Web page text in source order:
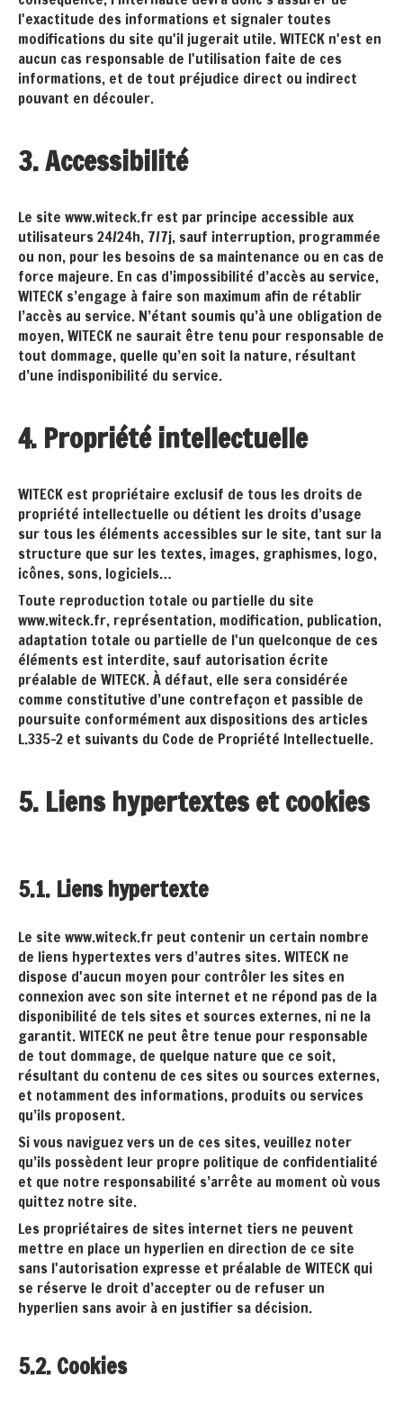
l'exactitude des informations et signaler toutes
modifications du site qu'il jugerait utile. WITECK n'est en
aucun cas responsable de l'utilisation faite de ces
informations, et de tout préjudice direct ou indirect
pouvant en découler.
3. Accessibilité
Le site www.witeck.fr est par principe accessible aux
utilisateurs 24/24h, 7/7j, sauf interruption, programmée
ou non, pour les besoins de sa maintenance ou en cas de
force majeure. En cas d’impossibilité d’accès au service,
WITECK s’engage à faire son maximum afin de rétablir
l’accès au service. N’étant soumis qu’à une obligation de
moyen, WITECK ne saurait être tenu pour responsable de
tout dommage, quelle qu’en soit la nature, résultant
d’une indisponibilité du service.
4. Propriété intellectuelle
WITECK est propriétaire exclusif de tous les droits de
propriété intellectuelle ou détient les droits d’usage
sur tous les éléments accessibles sur le site, tant sur la
structure que sur les textes, images, graphismes, logo,
icônes, sons, logiciels…
Toute reproduction totale ou partielle du site
www.witeck.fr, représentation, modification, publication,
adaptation totale ou partielle de l'un quelconque de ces
éléments est interdite, sauf autorisation écrite
préalable de WITECK. À défaut, elle sera considérée
comme constitutive d’une contrefaçon et passible de
poursuite conformément aux dispositions des articles
L.335-2 et suivants du Code de Propriété Intellectuelle.
5. Liens hypertextes et cookies
5.1. Liens hypertexte
Le site www.witeck.fr peut contenir un certain nombre
de liens hypertextes vers d’autres sites. WITECK ne
dispose d'aucun moyen pour contrôler les sites en
connexion avec son site internet et ne répond pas de la
disponibilité de tels sites et sources externes, ni ne la
garantit. WITECK ne peut être tenue pour responsable
de tout dommage, de quelque nature que ce soit,
résultant du contenu de ces sites ou sources externes,
et notamment des informations, produits ou services
qu’ils proposent.
Si vous naviguez vers un de ces sites, veuillez noter
qu’ils possèdent leur propre politique de confidentialité
et que notre responsabilité s’arrête au moment où vous
quittez notre site.
Les propriétaires de sites internet tiers ne peuvent
mettre en place un hyperlien en direction de ce site
sans l'autorisation expresse et préalable de WITECK qui
se réserve le droit d’accepter ou de refuser un
hyperlien sans avoir à en justifier sa décision.
5.2. Cookies